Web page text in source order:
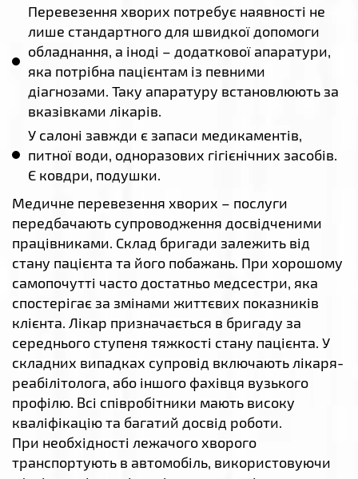
Перевезення хворих потребує наявності не
лише стандартного для швидкої допомоги
обладнання, а іноді – додаткової апаратури,
яка потрібна пацієнтам із певними
діагнозами. Таку апаратуру встановлюють за
вказівками лікарів.
У салоні завжди є запаси медикаментів,
питної води, одноразових гігієнічних засобів.
Є ковдри, подушки.
Медичне перевезення хворих – послуги
передбачають супроводження досвідченими
працівниками. Склад бригади залежить від
стану пацієнта та його побажань. При хорошому
самопочутті часто достатньо медсестри, яка
спостерігає за змінами життєвих показників
клієнта. Лікар призначається в бригаду за
середнього ступеня тяжкості стану пацієнта. У
складних випадках супровід включають лікаря-
реабілітолога, або іншого фахівця вузького
профілю. Всі співробітники мають високу
кваліфікацію та багатий досвід роботи.
При необхідності лежачого хворого
транспортують в автомобіль, використовуючи